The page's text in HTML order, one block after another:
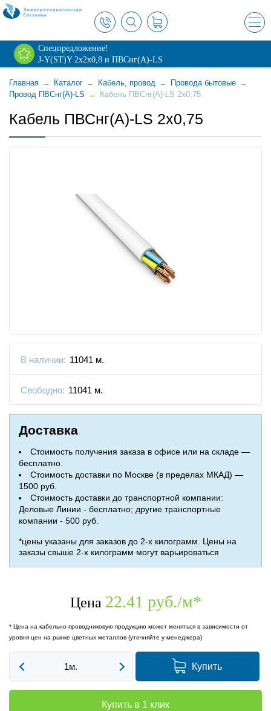
×
Спецпредложение!
J-Y(ST)Y 2х2х0,8 и ПВСнг(А)-LS
Главная → Каталог → Кабель, провод → Провода бытовые →
Провод ПВСнг(А)-LS → Кабель ПВСнг(А)-LS 2x0,75
Кабель ПВСнг(А)-LS 2x0,75
В наличии: 11041 м.
Свободно: 11041 м.
Доставка
Стоимость получения заказа в офисе или на складе —
бесплатно.
Стоимость доставки по Москве (в пределах МКАД) —
1500 руб.
Стоимость доставки до транспортной компании:
Деловые Линии - бесплатно; другие транспортные
компании - 500 руб.
*цены указаны для заказов до 2-х килограмм. Цены на
заказы свыше 2-х килограмм могут варьироваться
Цена 22.41 руб./м*
* Цена на кабельно-проводниковую продукцию может меняться в зависимости от
уровня цен на рынке цветных металлов (уточняйте у менеджера)
Купить
Купить в 1 клик